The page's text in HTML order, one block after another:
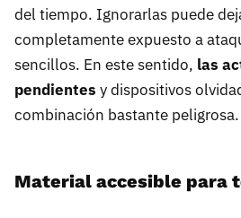
del tiempo. Ignorarlas puede
completamente expuesto a
sencillos. En este sentido, las
pendientes y dispositivos
combinación bastante peligrosa.
Material accesible para